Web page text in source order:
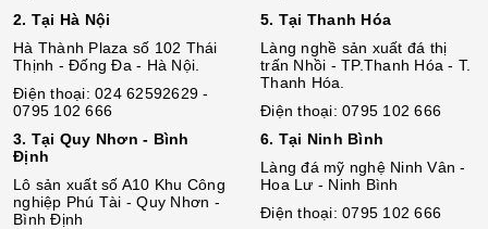
2. Tại Hà Nội
Hà Thành Plaza số 102 Thái
Thịnh - Đống Đa - Hà Nội.
Điện thoại: 024 62592629 -
0795 102 666
3. Tại Quy Nhơn - Bình
Định
Lô sản xuất số A10 Khu Công
nghiệp Phú Tài - Quy Nhơn -
Bình Định
5. Tại Thanh Hóa
Làng nghề sản xuất đá thị
trấn Nhồi - TP.Thanh Hóa - T.
Thanh Hóa.
Điện thoại: 0795 102 666
6. Tại Ninh Bình
Làng đá mỹ nghệ Ninh Vân -
Hoa Lư - Ninh Bình
Điện thoại: 0795 102 666